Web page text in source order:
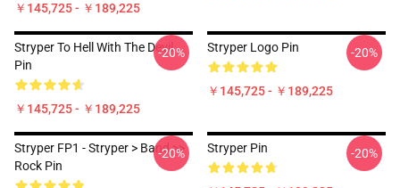
￥145,725 - ￥189,225
Stryper To Hell With The Devil
Pin
￥145,725 - ￥189,225
-20% Stryper Logo Pin
￥145,725 - ￥189,225
-20%
Stryper FP1 - Stryper > Band >>
Rock Pin
-20% Stryper Pin -20%